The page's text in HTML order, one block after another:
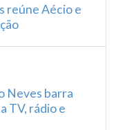
reúne Aécio e
Neves barra
TV, rádio e